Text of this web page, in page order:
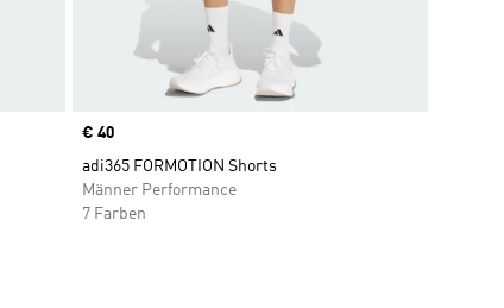
Price
€ 40
adi365 FORMOTION Shorts
Männer Performance
7 Farben